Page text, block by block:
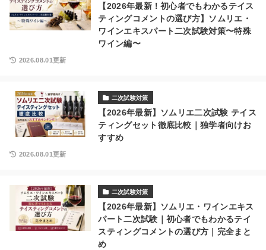
【2026年最新！初心者でもわかるテイス
ティングコメントの選び方】ソムリエ・
ワインエキスパート二次試験対策〜特殊
ワイン編〜
2026.08.01更新
二次試験対策
【2026年最新】ソムリエ二次試験 テイス
ティングセット徹底比較｜独学者向けお
すすめ
2026.08.01更新
二次試験対策
【2026年最新】ソムリエ・ワインエキス
パート二次試験｜初心者でもわかるテイ
スティングコメントの選び方｜完全まと
め